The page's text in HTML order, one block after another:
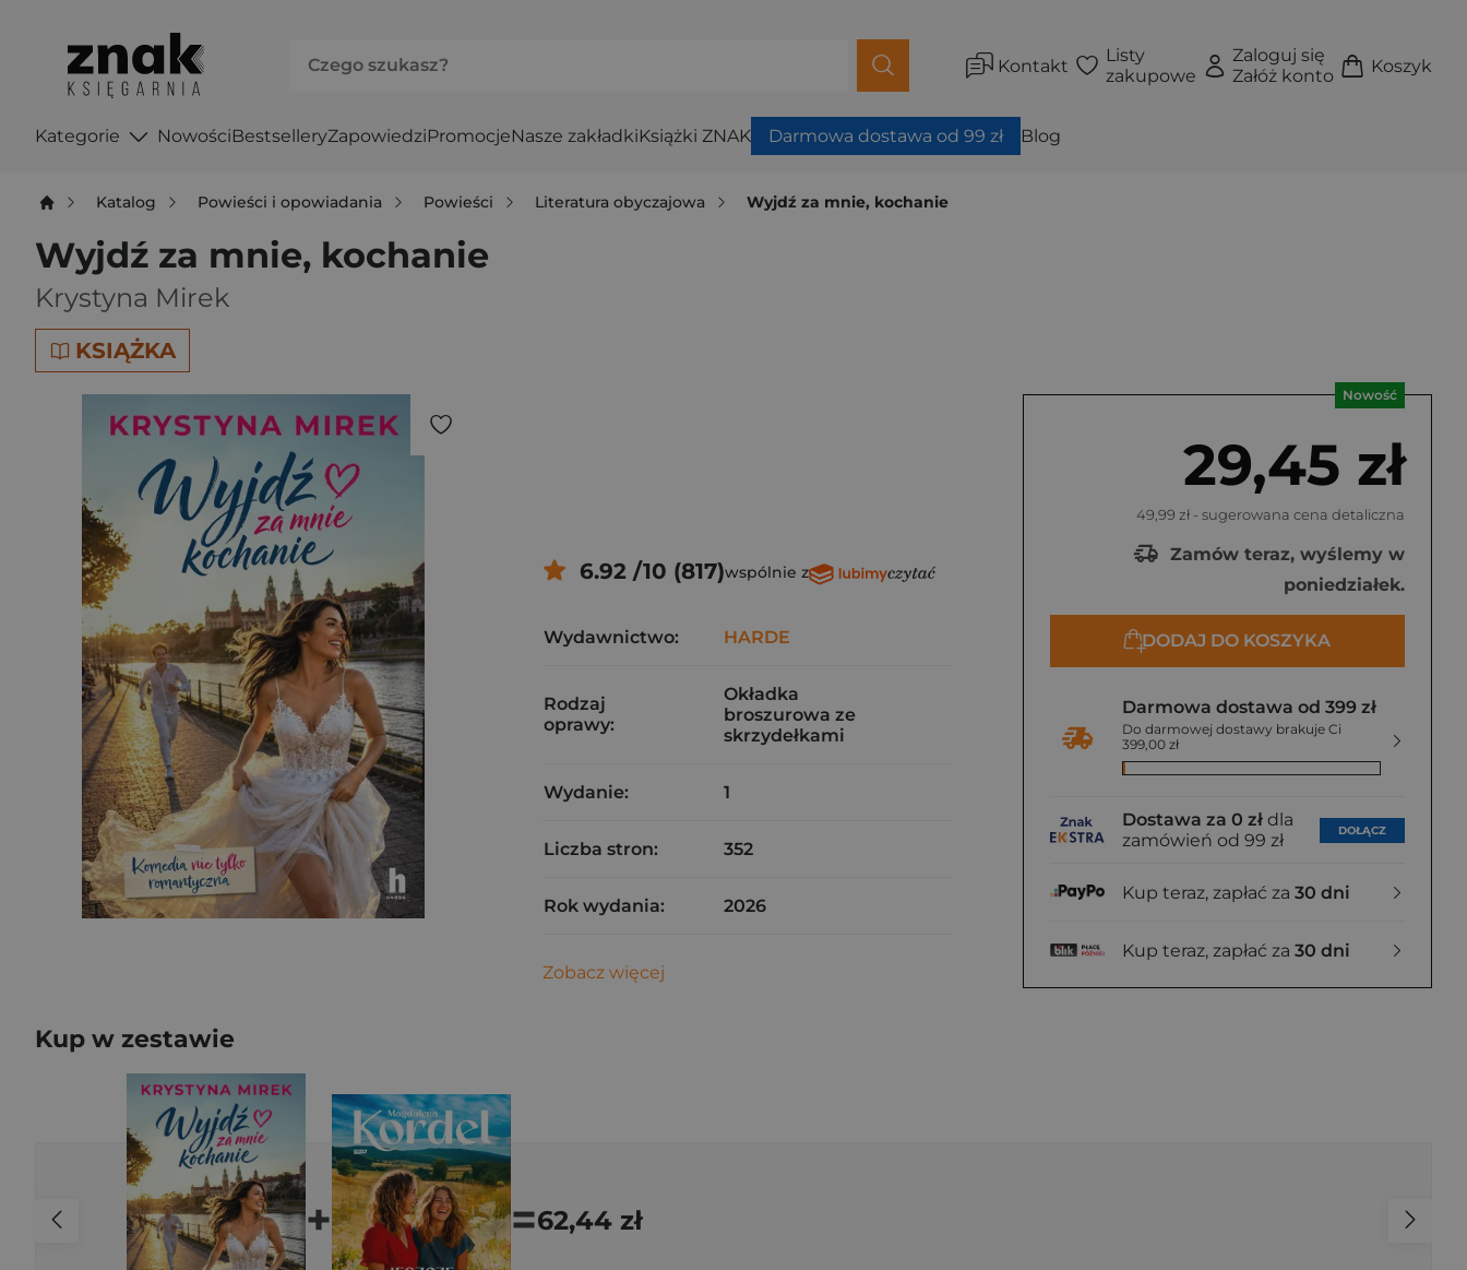
Kontakt
Listy
zakupowe
Zaloguj się
Załóż konto
Koszyk
Kategorie NowościBestselleryZapowiedziPromocjeNasze zakładkiKsiążki ZNAK Darmowa dostawa od 99 zł Blog
Katalog Powieści i opowiadania Powieści Literatura obyczajowa Wyjdź za mnie, kochanie
Wyjdź za mnie, kochanie
Krystyna Mirek
KSIĄŻKA
Nowość
29,45 zł
49,99 zł - sugerowana cena detaliczna
Zamów teraz, wyślemy w
poniedziałek.
DODAJ DO KOSZYKA
Darmowa dostawa od 399 zł
Do darmowej dostawy brakuje Ci
399,00 zł
Dostawa za 0 zł dla
zamówień od 99 zł
DOŁĄCZ
Kup teraz, zapłać za 30 dni
Kup teraz, zapłać za 30 dni
6.92 /10 (817)wspólnie z
Wydawnictwo: HARDE
Rodzaj
oprawy:
Okładka
broszurowa ze
skrzydełkami
Wydanie: 1
Liczba stron: 352
Rok wydania: 2026
Zobacz więcej
Kup w zestawie
+ =62,44 zł